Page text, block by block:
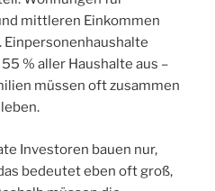
mittleren Einkommen
% aller Haushalte aus –
müssen oft zusammen
Investoren bauen nur,
bedeutet eben oft groß,